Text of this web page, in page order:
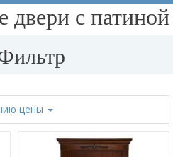
с патиной
цены